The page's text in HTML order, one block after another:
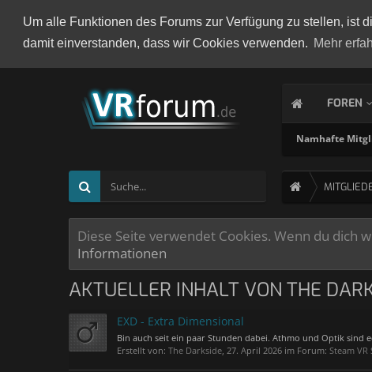
Um alle Funktionen des Forums zur Verfügung zu stellen, ist
damit einverstanden, dass wir Cookies verwenden. Mehr
FOREN
Namhafte
Diese Seite verwendet Cookies. Wenn du dich
Informationen
AKTUELLER INHALT VON THE
EXD - Extra Dimensional
Bin auch seit ein paar Stunden dabei. Athmo und Optik sind
Erstellt von: The Darkside, 27. April 2026 im Forum: Steam VR